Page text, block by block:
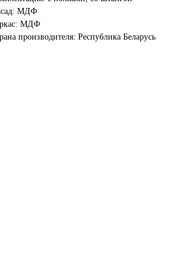
МДФ
МДФ
производителя: Республика Беларусь